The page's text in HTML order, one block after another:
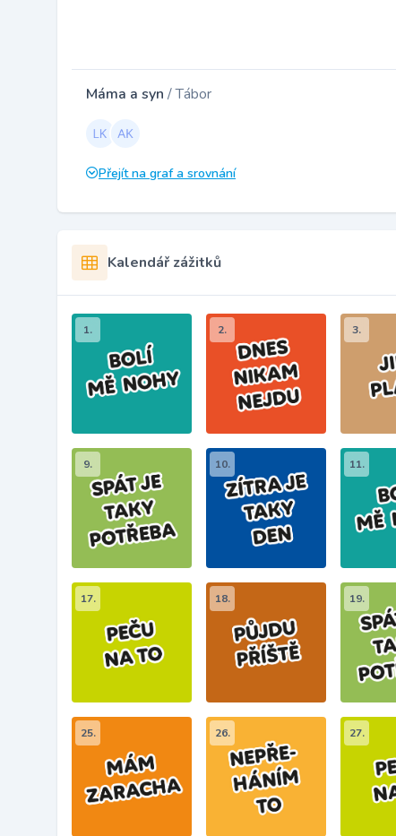
Máma a syn / Tábor
Přejít na graf a srovnání
Kalendář zážitků
1. 2. 3.
9. 10. 11.
17. 18. 19.
25. 26. 27.